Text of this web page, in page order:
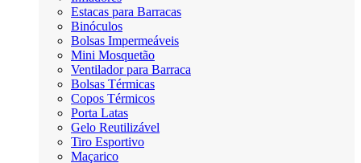
Estacas para Barracas
Binóculos
Bolsas Impermeáveis
Mini Mosquetão
Ventilador para Barraca
Bolsas Térmicas
Copos Térmicos
Porta Latas
Gelo Reutilizável
Tiro Esportivo
Maçarico